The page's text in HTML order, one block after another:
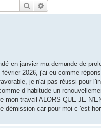
Rechercher
en janvier ma demande de
2026, j'ai eu comme
je n'ai pas réussi pour
d habitude un
mon travail ALORS QUE JE
démission car pour moi c 'est